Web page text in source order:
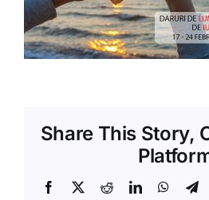
Shop
Tratamente
Share This Story,
Facebook
X RedditLinkedIn